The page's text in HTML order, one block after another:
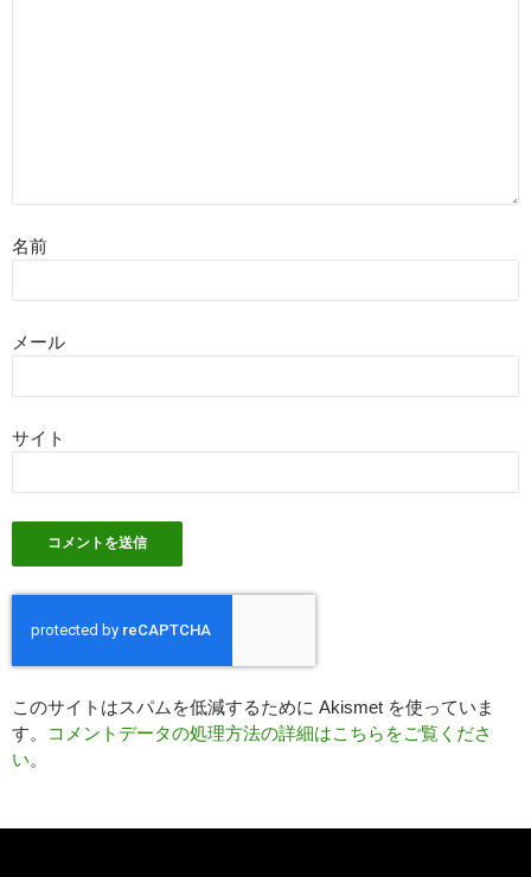
名前
メール
サイト
このサイトはスパムを低減するために Akismet を使っていま
す。
コメントデータの処理方法の詳細はこちらをご覧くださ
い。